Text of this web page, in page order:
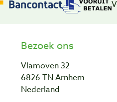
Bezoek ons
Vlamoven 32
6826 TN Arnhem
Nederland